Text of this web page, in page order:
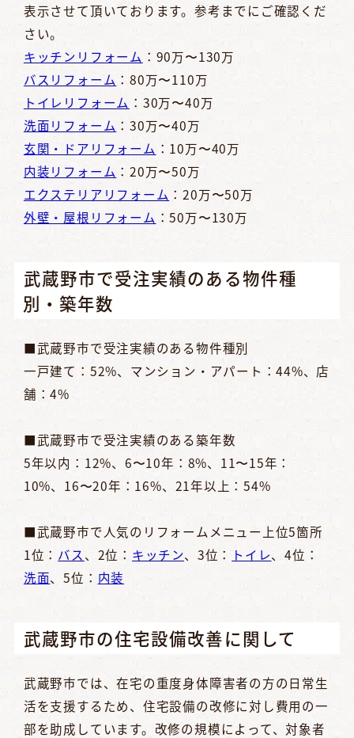
表示させて頂いております。参考までにご確認くだ
さい。
キッチンリフォーム ：90万〜130万
バスリフォーム ：80万〜110万
トイレリフォーム ：30万〜40万
洗面リフォーム ：30万〜40万
玄関・ドアリフォーム ：10万〜40万
内装リフォーム ：20万〜50万
エクステリアリフォーム ：20万〜50万
外壁・屋根リフォーム ：50万〜130万
武蔵野市で受注実績のある物件種
別・築年数
■武蔵野市で受注実績のある物件種別
一戸建て：52%、マンション・アパート：44%、店
舗：4%
■武蔵野市で受注実績のある築年数
5年以内：12%、6〜10年：8%、11〜15年：
10%、16〜20年：16%、21年以上：54%
■武蔵野市で人気のリフォームメニュー上位5箇所
1位： バス 、2位： キッチン、3位： トイレ、4位：
洗面、5位： 内装
武蔵野市の住宅設備改善に関して
武蔵野市では、在宅の重度身体障害者の方の日常生
活を支援するため、住宅設備の改修に対し費用の一
部を助成しています。改修の規模によって、対象者